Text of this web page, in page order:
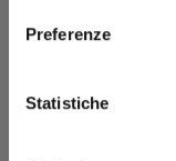
Preferenze
Statistiche